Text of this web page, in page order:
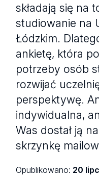
składają się na
studiowanie na
Łódzkim.
ankietę, która
potrzeby osób
rozwijać
perspektywę.
indywidualna,
Was dostał ją
skrzynkę
Opublikowano: 20